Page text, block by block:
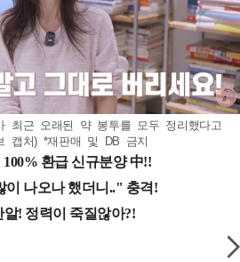
최근 오래된 약 봉투를 모두 정리했다고
캡처) *재판매 및 DB 금지